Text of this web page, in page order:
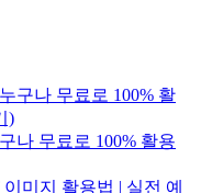
나 무료로 100% 활용